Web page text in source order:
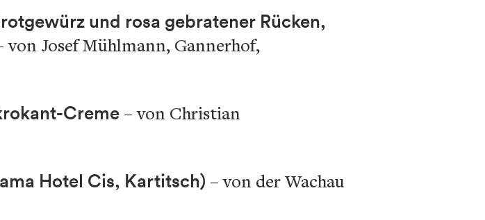
und rosa gebratener Rücken,
von Josef Mühlmann, Gannerhof,
Creme – von Christian
Hotel Cis, Kartitsch) – von der Wachau